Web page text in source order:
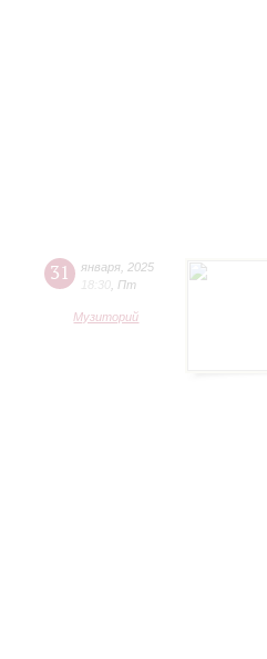
31 января 2025
18:30 Пт
Музиторий